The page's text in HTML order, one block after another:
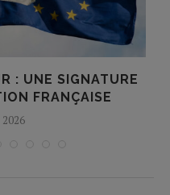
: UNE SIGNATURE
FRANÇAISE